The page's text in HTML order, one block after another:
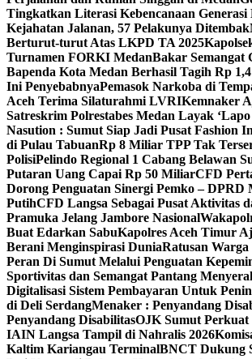
Tingkatkan Literasi Kebencanaan Generasi
Kejahatan Jalanan, 57 Pelakunya Ditembak
Berturut-turut Atas LKPD TA 2025
Turnamen FORKI MedanBakar Semangat
Bapenda Kota Medan Berhasil Tagih Rp
Ini PenyebabnyaPemasok Narkoba di
Aceh Terima Silaturahmi LVRIKemnaker
Satreskrim Polrestabes Medan Layak
Nasution : Sumut Siap Jadi Pusat Fashion
di Pulau TabuanRp 8 Miliar TPP Tak
PolisiPelindo Regional 1 Cabang Belawan
Putaran Uang Capai Rp 50 MiliarCFD
Dorong Penguatan Sinergi Pemko – DPRD
PutihCFD Langsa Sebagai Pusat Aktivitas
Pramuka Jelang Jambore Nasional
Buat Edarkan SabuKapolres Aceh Timur
Berani Menginspirasi DuniaRatusan
Peran Di Sumut Melalui Penguatan
Sportivitas dan Semangat Pantang
Digitalisasi Sistem Pembayaran Untuk
di Deli SerdangMenaker : Penyandang
Penyandang DisabilitasOJK Sumut
IAIN Langsa Tampil di Nahralis 2026
Kaltim Kariangau TerminalBNCT Dukung